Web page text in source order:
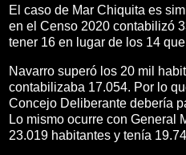
El caso de Mar Chiquita es
en el Censo 2020 contabilizó
tener 16 en lugar de los 14
Navarro superó los 20 mil
contabilizaba 17.054. Por lo
Concejo Deliberante debería
Lo mismo ocurre con General
23.019 habitantes y tenía